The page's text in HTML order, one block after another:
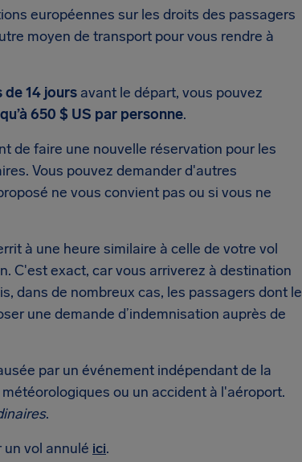
européennes sur les droits des passagers
moyen de transport pour vous rendre à
de 14 jours avant le départ, vous pouvez
650 $ US par personne.
de faire une nouvelle réservation pour les
Vous pouvez demander d'autres
ne vous convient pas ou si vous ne
à une heure similaire à celle de votre vol
C'est exact, car vous arriverez à destination
dans de nombreux cas, les passagers dont le
une demande d’indemnisation auprès de
par un événement indépendant de la
ou un accident à l'aéroport.
.
vol annulé ici.